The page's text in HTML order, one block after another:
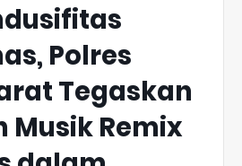
Polres
Tegaskan
Musik Remix